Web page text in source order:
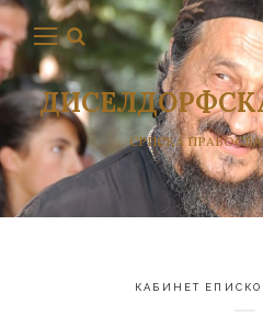
СРПСКА
КАБИНЕТ